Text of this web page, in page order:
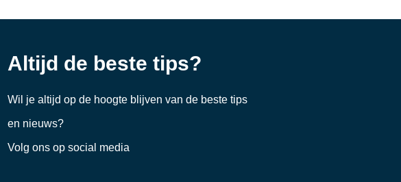
Altijd de beste tips?
Wil je altijd op de hoogte blijven van de beste tips
en nieuws?
Volg ons op social media